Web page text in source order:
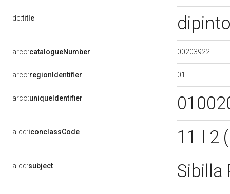
dc:title
arco:catalogueNumber 00203922
arco:regionIdentifier 01
arco:uniqueIdentifier
a-cd:iconclassCode 11 I 2
a-cd:subject Sibilla